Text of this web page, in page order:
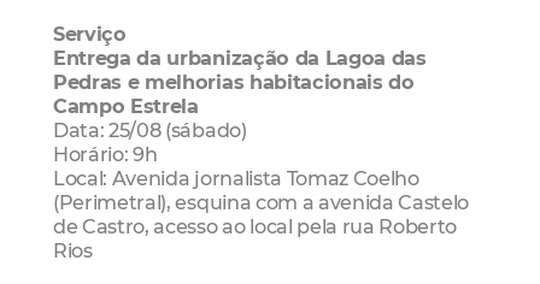
Serviço
Entrega da urbanização da Lagoa das
Pedras e melhorias habitacionais do
Campo Estrela
Data: 25/08 (sábado)
Horário: 9h
Local: Avenida jornalista Tomaz Coelho
(Perimetral), esquina com a avenida Castelo
de Castro, acesso ao local pela rua Roberto
Rios